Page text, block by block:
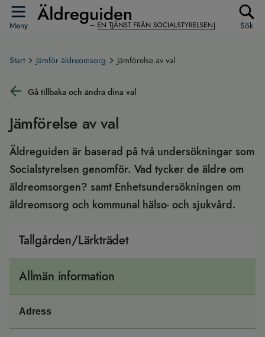
Meny Sök
Start Jämför äldreomsorg Jämförelse av val
Gå tillbaka och ändra dina val
Jämförelse av val
Äldreguiden är baserad på två undersökningar som
Socialstyrelsen genomför. Vad tycker de äldre om
äldreomsorgen? samt Enhetsundersökningen om
äldreomsorg och kommunal hälso- och sjukvård.
Tallgården/Lärkträdet
Allmän information
Adress